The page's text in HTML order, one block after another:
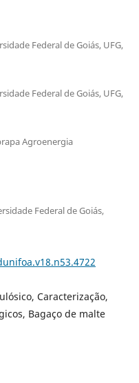
Federal de Goiás, UFG,
Federal de Goiás, UFG,
Agroenergia
Federal de Goiás,
Caracterização,
Bagaço de malte